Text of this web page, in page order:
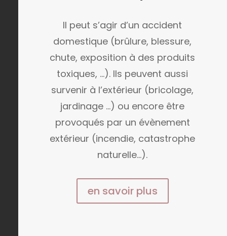
Il peut s’agir d’un accident
domestique (brûlure, blessure,
chute, exposition à des produits
toxiques, …). Ils peuvent aussi
survenir à l’extérieur (bricolage,
jardinage …) ou encore être
provoqués par un évènement
extérieur (incendie, catastrophe
naturelle…).
en savoir plus